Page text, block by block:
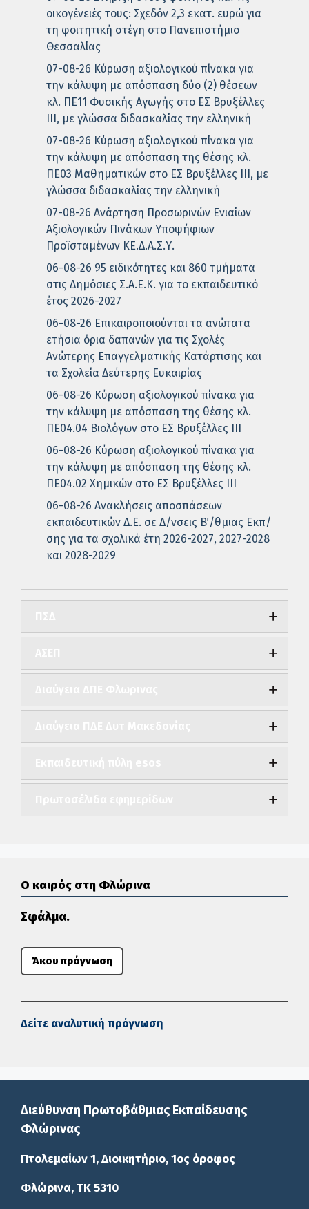
οικογένειές τους: Σχεδόν 2,3 εκατ. ευρώ για
τη φοιτητική στέγη στο Πανεπιστήμιο
Θεσσαλίας
07-08-26 Κύρωση αξιολογικού πίνακα για
την κάλυψη με απόσπαση δύο (2) θέσεων
κλ. ΠΕ11 Φυσικής Αγωγής στο ΕΣ Βρυξέλλες
ΙΙΙ, με γλώσσα διδασκαλίας την ελληνική
07-08-26 Κύρωση αξιολογικού πίνακα για
την κάλυψη με απόσπαση της θέσης κλ.
ΠΕ03 Μαθηματικών στο ΕΣ Βρυξέλλες ΙΙΙ, με
γλώσσα διδασκαλίας την ελληνική
07-08-26 Ανάρτηση Προσωρινών Ενιαίων
Αξιολογικών Πινάκων Υποψήφιων
Προϊσταμένων ΚΕ.Δ.Α.Σ.Υ.
06-08-26 95 ειδικότητες και 860 τμήματα
στις Δημόσιες Σ.Α.Ε.Κ. για το εκπαιδευτικό
έτος 2026-2027
06-08-26 Επικαιροποιούνται τα ανώτατα
ετήσια όρια δαπανών για τις Σχολές
Ανώτερης Επαγγελματικής Κατάρτισης και
τα Σχολεία Δεύτερης Ευκαιρίας
06-08-26 Κύρωση αξιολογικού πίνακα για
την κάλυψη με απόσπαση της θέσης κλ.
ΠΕ04.04 Βιολόγων στο ΕΣ Βρυξέλλες ΙΙΙ
06-08-26 Κύρωση αξιολογικού πίνακα για
την κάλυψη με απόσπαση της θέσης κλ.
ΠΕ04.02 Χημικών στο ΕΣ Βρυξέλλες ΙΙΙ
06-08-26 Ανακλήσεις αποσπάσεων
εκπαιδευτικών Δ.Ε. σε Δ/νσεις Β΄/θμιας Εκπ/
σης για τα σχολικά έτη 2026-2027, 2027-2028
και 2028-2029
Ο καιρός στη Φλώρινα
Σφάλμα.
Άκου πρόγνωση
Δείτε αναλυτική πρόγνωση
Διεύθυνση Πρωτοβάθμιας Εκπαίδευσης
Φλώρινας
Πτολεμαίων 1, Διοικητήριο, 1ος όροφος
Φλώρινα, ΤΚ 5310